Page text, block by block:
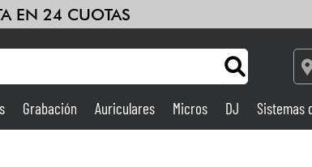
EN 24 CUOTAS
Grabación Auriculares Micros DJ Sistemas